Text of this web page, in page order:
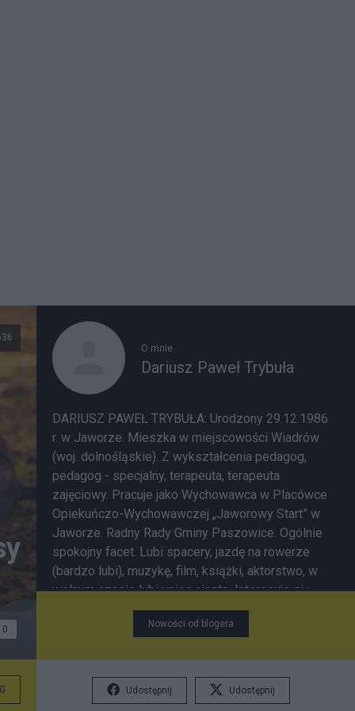
0
O mnie
Dariusz Paweł Trybuła
DARIUSZ PAWEŁ TRYBUŁA: Urodzony 29.12.1986
r. w Jaworze. Mieszka w miejscowości Wiadrów
(woj. dolnośląskie). Z wykształcenia pedagog,
pedagog - specjalny, terapeuta, terapeuta
zajęciowy. Pracuje jako Wychowawca w Placówce
Opiekuńczo-Wychowawczej „Jaworowy Start” w
Jaworze. Radny Rady Gminy Paszowice. Ogólnie
spokojny facet. Lubi spacery, jazdę na rowerze
(bardzo lubi), muzykę, film, książki, aktorstwo, w
wolnym czasie lubi upiec ciasto. Interesuje się
też dziennikarstwem. Autor materiałów
szkoleniowych do szkoleń z zakresu pedagogiki,
publikowane w serwisach internetowych:
Interia360.pl, Wiadomości24.pl, naszemiasto.pl.
Nowości od blogera
Udostępnij Udostępnij